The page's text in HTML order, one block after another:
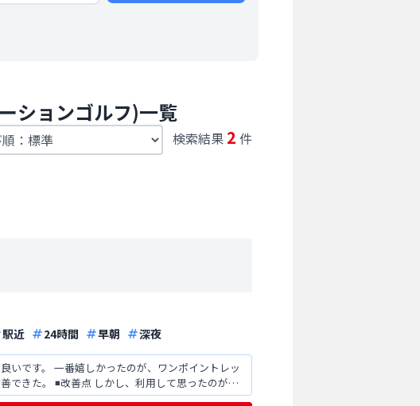
ションゴルフ)一覧
検索結果 2 件
駅近 24時間 早朝 深夜
ポイントレッ
て思ったのが人